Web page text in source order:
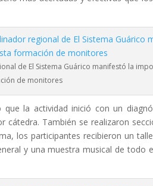
de El Sistema Guárico manifestó la
de monitores
la actividad inició con un
También se realizaron
los participantes recibieron un
y una muestra musical de todo